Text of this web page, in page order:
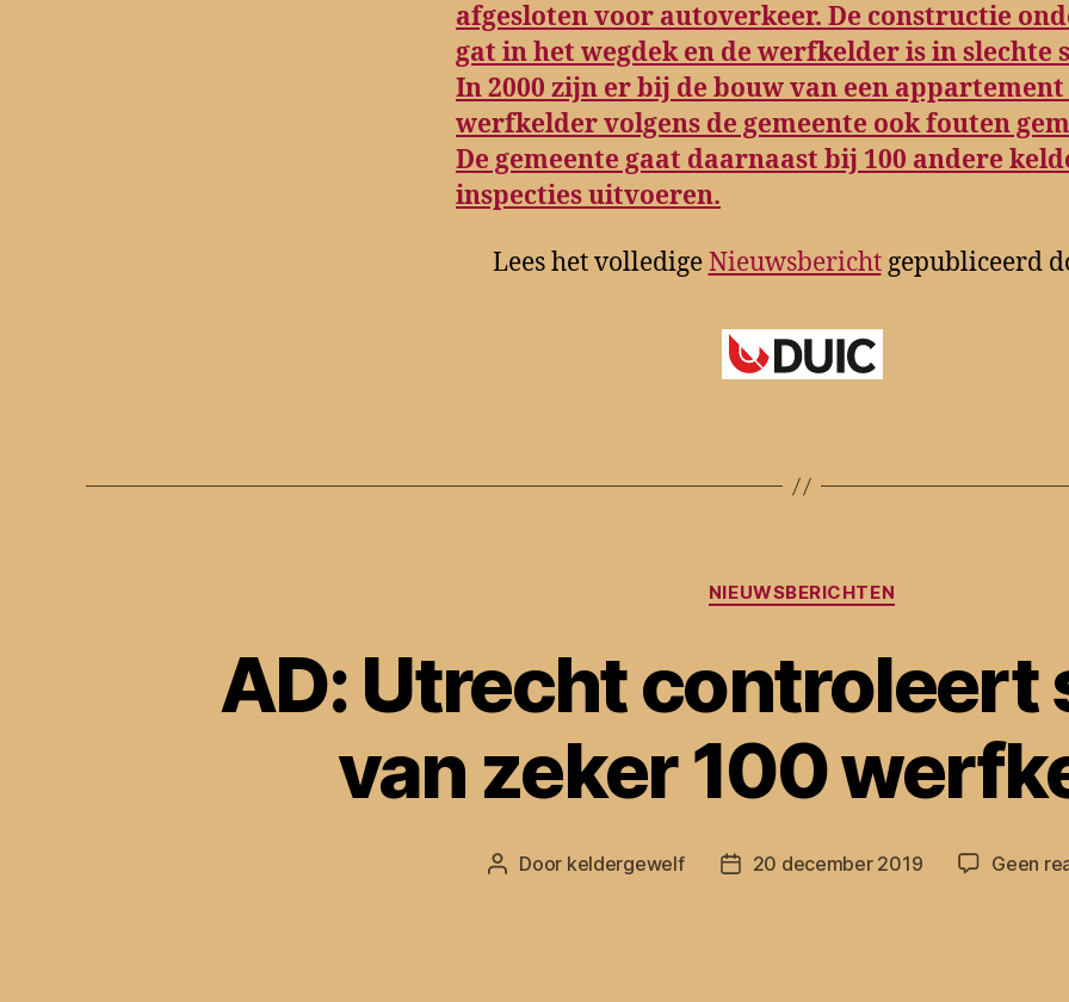
afgesloten voor autoverkeer. De constructie
gat in het wegdek en de werfkelder is in slechte
In 2000 zijn er bij de bouw van een appartement
werfkelder volgens de gemeente ook fouten
De gemeente gaat daarnaast bij 100 andere
inspecties uitvoeren.
Lees het volledigeNieuwsberichtgepubliceerd
Categorieën
NIEUWSBERICHTEN
AD: Utrecht
van zeker 100
Berichtauteur
Door keldergewelf Berichtdatum
20 december 2019 Geen